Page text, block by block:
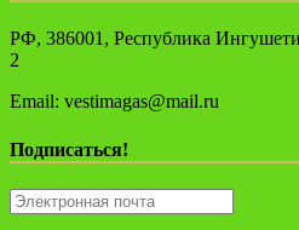
РФ, 386001, Республика
2
Email: vestimagas@mail.ru
Подписаться!